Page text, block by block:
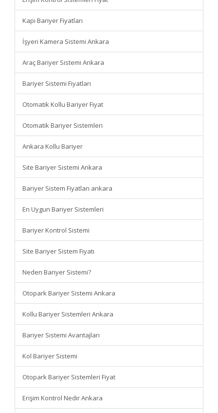
Kapı Bariyer Fiyatları
İşyeri Kamera Sistemi Ankara
Araç Bariyer Sistemi Ankara
Bariyer Sistemi Fiyatları
Otomatik Kollu Bariyer Fiyat
Otomatik Bariyer Sistemleri
Ankara Kollu Bariyer
Site Bariyer Sistemi Ankara
Bariyer Sistem Fiyatları ankara
En Uygun Bariyer Sistemleri
Bariyer Kontrol Sistemi
Site Bariyer Sistem Fiyatı
Neden Bariyer Sistemi?
Otopark Bariyer Sistemi Ankara
Kollu Bariyer Sistemleri Ankara
Bariyer Sistemi Avantajları
Kol Bariyer Sistemi
Otopark Bariyer Sistemleri Fiyat
Erişim Kontrol Nedir Ankara